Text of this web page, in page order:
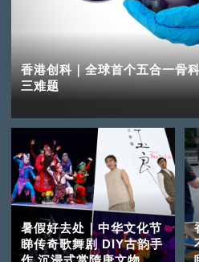
香港创科｜全球首个五合一骨
三难题
暑假好去处｜中华文化节
睇传奇歌舞剧 DIY古韵手